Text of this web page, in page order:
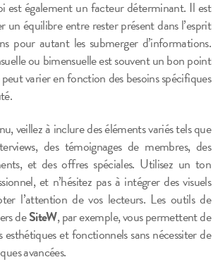
est également un facteur déterminant. Il est
équilibre entre rester présent dans l’esprit
pour autant les submerger d’informations.
ou bimensuelle est souvent un bon point
varier en fonction des besoins spécifiques
veillez à inclure des éléments variés tels que
des témoignages de membres, des
et des offres spéciales. Utilisez un ton
et n’hésitez pas à intégrer des visuels
l’attention de vos lecteurs. Les outils de
deSiteW, par exemple, vous permettent de
esthétiques et fonctionnels sans nécessiter de
avancées.